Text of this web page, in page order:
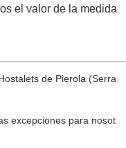
el valor de la medida
de Pierola (Serra
excepciones para nosot